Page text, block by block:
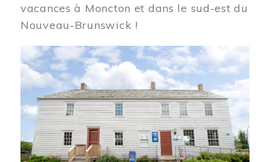
vacances à Moncton et dans le sud-est du
Nouveau-Brunswick !
Image